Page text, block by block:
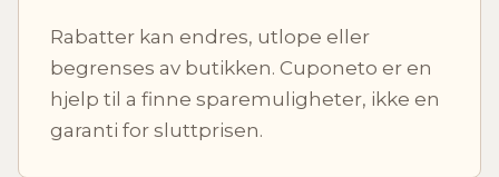
Rabatter kan endres, utlope eller
begrenses av butikken. Cuponeto er en
hjelp til a finne sparemuligheter, ikke en
garanti for sluttprisen.